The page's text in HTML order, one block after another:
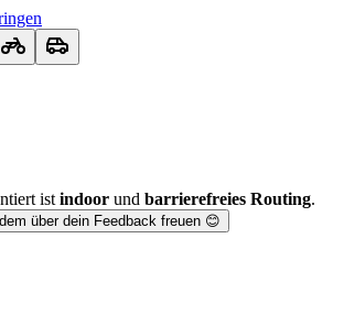
ist indoor und barrierefreies Routing.
über dein Feedback freuen 😊